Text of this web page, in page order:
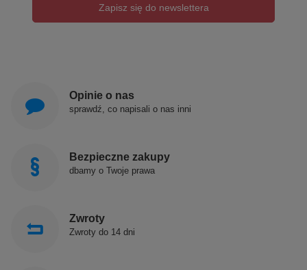
Zapisz się do newslettera
Opinie o nas
sprawdź, co napisali o nas inni
Bezpieczne zakupy
dbamy o Twoje prawa
Zwroty
Zwroty do 14 dni